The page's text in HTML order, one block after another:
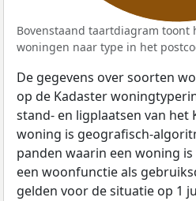
Bovenstaand taartdiagram toont
woningen naar type in het
De gegevens over soorten
op de Kadaster
stand- en ligplaatsen van het
woning is geografisch-
panden waarin een woning
een woonfunctie als
gelden voor de situatie op 1